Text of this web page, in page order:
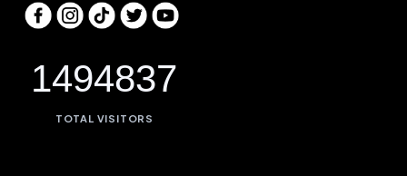
1494837
TOTAL VISITORS